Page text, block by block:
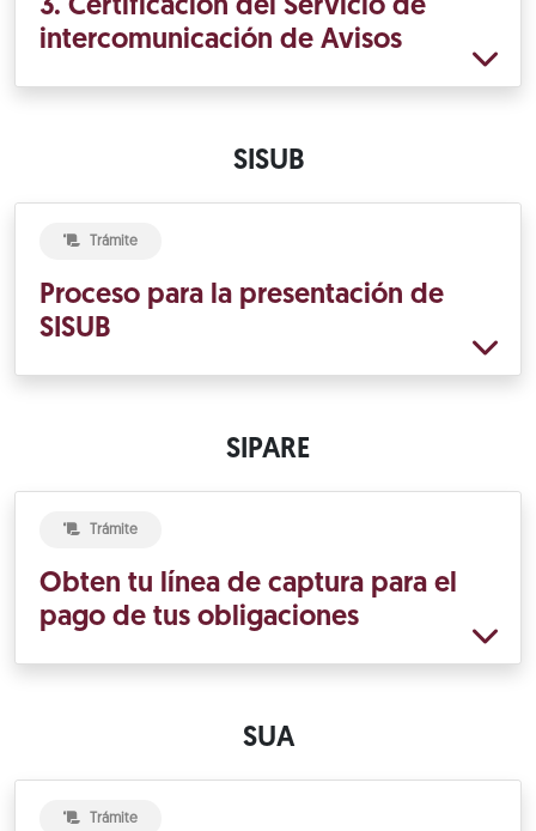
3. Certificación del Servicio de
intercomunicación de Avisos
SISUB
Trámite
Proceso para la presentación de
SISUB
SIPARE
Trámite
Obten tu línea de captura para el
pago de tus obligaciones
SUA
Trámite